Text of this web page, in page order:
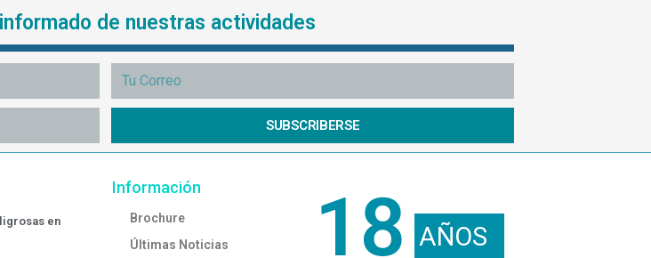
de nuestras actividades
SUBSCRIBERSE
en
Información
Brochure
Últimas Noticias
18 AÑOS